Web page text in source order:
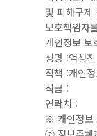
및 피해구제
보호책임자
개인정보 보
성명 :엄성진
직책 :개인
직급 :
연락처 :
※ 개인정보